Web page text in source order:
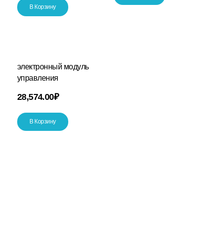
В Корзину
электронный модуль
управления
28,574.00₽
В Корзину